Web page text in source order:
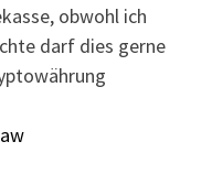
obwohl ich
darf dies gerne